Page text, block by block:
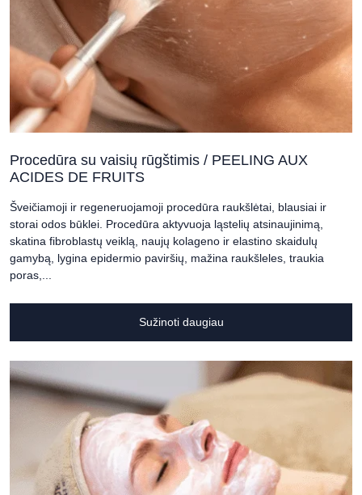
Procedūra su vaisių rūgštimis / PEELING AUX
ACIDES DE FRUITS
Šveičiamoji ir regeneruojamoji procedūra raukšlėtai, blausiai ir
storai odos būklei. Procedūra aktyvuoja ląstelių atsinaujinimą,
skatina fibroblastų veiklą, naujų kolageno ir elastino skaidulų
gamybą, lygina epidermio paviršių, mažina raukšleles, traukia
poras,...
Sužinoti daugiau